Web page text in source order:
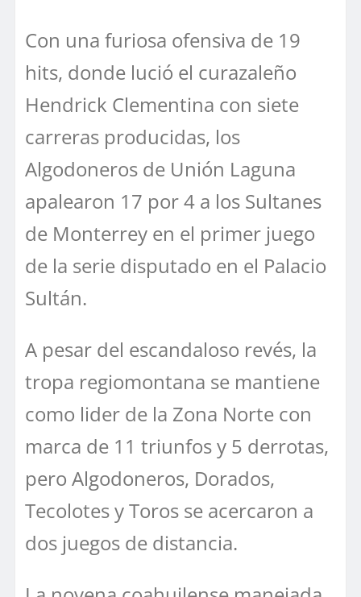
Con una furiosa ofensiva de 19
hits, donde lució el curazaleño
Hendrick Clementina con siete
carreras producidas, los
Algodoneros de Unión Laguna
apalearon 17 por 4 a los Sultanes
de Monterrey en el primer juego
de la serie disputado en el Palacio
Sultán.
A pesar del escandaloso revés, la
tropa regiomontana se mantiene
como lider de la Zona Norte con
marca de 11 triunfos y 5 derrotas,
pero Algodoneros, Dorados,
Tecolotes y Toros se acercaron a
dos juegos de distancia.